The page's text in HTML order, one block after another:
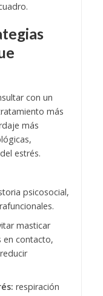
con un
más
más
estrés.
psicosocial,
masticar
en contacto,
respiración